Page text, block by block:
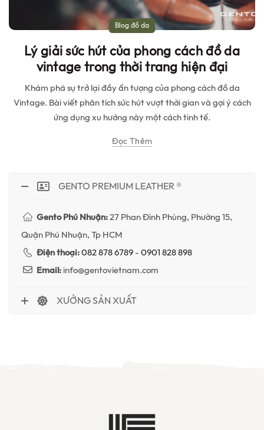
Blog đồ da
Lý giải sức hút của phong cách đồ da
vintage trong thời trang hiện đại
Khám phá sự trở lại đầy ấn tượng của phong cách đồ da
Vintage. Bài viết phân tích sức hút vượt thời gian và gợi ý cách
ứng dụng xu hướng này một cách tinh tế.
Đọc Thêm
GENTO PREMIUM LEATHER ®
Gento Phú Nhuận:27 Phan Đình Phùng, Phường 15,
Quận Phú Nhuận, Tp HCM
Điện thoại:082 878 6789-0901 828 898
Email:info@gentovietnam.com
XƯỞNG SẢN XUẤT